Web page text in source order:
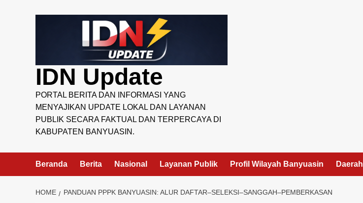
IDN Update
PORTAL BERITA DAN INFORMASI YANG
MENYAJIKAN UPDATE LOKAL DAN LAYANAN
PUBLIK SECARA FAKTUAL DAN TERPERCAYA DI
KABUPATEN BANYUASIN.
Beranda Berita Nasional Layanan Publik Profil Wilayah Banyuasin Daerah
HOME PANDUAN PPPK BANYUASIN: ALUR DAFTAR–SELEKSI–SANGGAH–PEMBERKASAN